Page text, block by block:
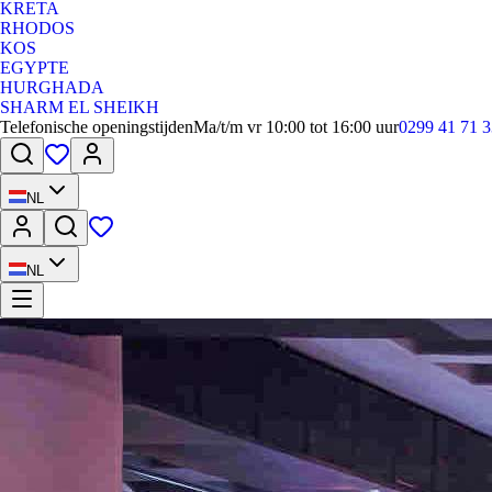
KRETA
RHODOS
KOS
EGYPTE
HURGHADA
SHARM EL SHEIKH
Telefonische openingstijdenMa/t/m vr 10:00 tot 16:00 uur0299 41 71
NL
NL